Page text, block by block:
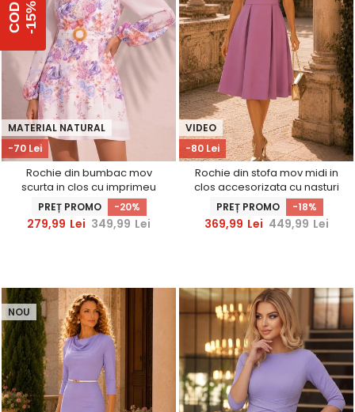
-70 Lei
MATERIAL NATURAL
Rochie din bumbac mov
scurta in clos cu imprimeu
floral si curea
PREȚ PROMO -20%
279,99 Lei 349,99 Lei
-80 Lei
VIDEO
Rochie din stofa mov midi in
clos accesorizata cu nasturi
decorativi aurii - StarShinerS
PREȚ PROMO -18%
369,99 Lei 449,99 Lei
NOU
C
O
D
-
1
5 %